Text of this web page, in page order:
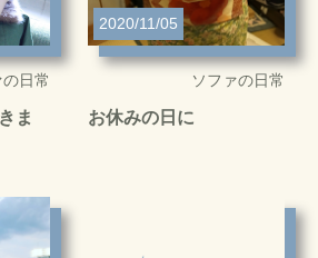
日常
ま
2020/11/05
ソファの日常
お休みの日に